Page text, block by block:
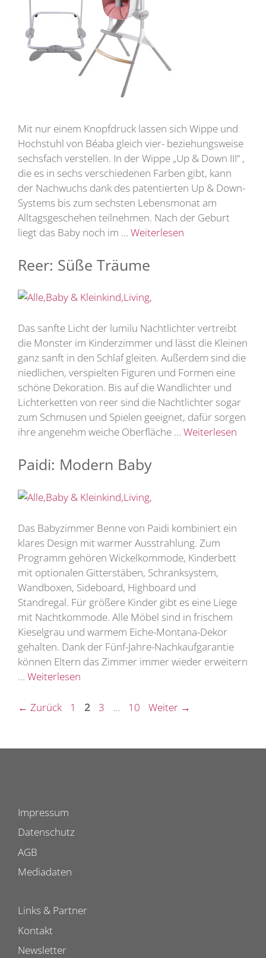
Mit nur einem Knopfdruck lassen sich Wippe und
Hochstuhl von Béaba gleich vier- beziehungsweise
sechsfach verstellen. In der Wippe „Up & Down III“ ,
die es in sechs verschiedenen Farben gibt, kann
der Nachwuchs dank des patentierten Up & Down-
Systems bis zum sechsten Lebensmonat am
Alltagsgeschehen teilnehmen. Nach der Geburt
liegt das Baby noch im … Weiterlesen
Reer: Süße Träume
Das sanfte Licht der lumilu Nachtlichter vertreibt
die Monster im Kinderzimmer und lässt die Kleinen
ganz sanft in den Schlaf gleiten. Außerdem sind die
niedlichen, verspielten Figuren und Formen eine
schöne Dekoration. Bis auf die Wandlichter und
Lichterketten von reer sind die Nachtlichter sogar
zum Schmusen und Spielen geeignet, dafür sorgen
ihre angenehm weiche Oberfläche … Weiterlesen
Paidi: Modern Baby
Das Babyzimmer Benne von Paidi kombiniert ein
klares Design mit warmer Ausstrahlung. Zum
Programm gehören Wickelkommode, Kinderbett
mit optionalen Gitterstäben, Schranksystem,
Wandboxen, Sideboard, Highboard und
Standregal. Für größere Kinder gibt es eine Liege
mit Nachtkommode. Alle Möbel sind in frischem
Kieselgrau und warmem Eiche-Montana-Dekor
gehalten. Dank der Fünf-Jahre-Nachkaufgarantie
können Eltern das Zimmer immer wieder erweitern
… Weiterlesen
← Zurück Seite
1 Seite
2 Seite
3 … Seite
10 Weiter →
Impressum
Datenschutz
AGB
Mediadaten
Links & Partner
Kontakt
Newsletter